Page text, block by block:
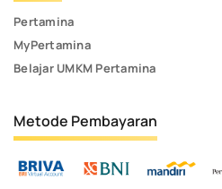
Pertamina
MyPertamina
Belajar UMKM Pertamina
Metode Pembayaran